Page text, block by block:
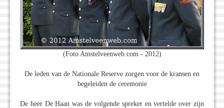
(Foto Amstelveenweb.com - 2012)
De leden van de Nationale Reserve zorgen voor de kransen en
begeleiden de ceremonie
De heer De Haan was de volgende spreker en vertelde over zijn